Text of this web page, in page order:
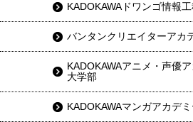
KADOKAWAドワンゴ情報
バンタンクリエイターアカ
KADOKAWAアニメ・声優
大学部
KADOKAWAマンガアカデ